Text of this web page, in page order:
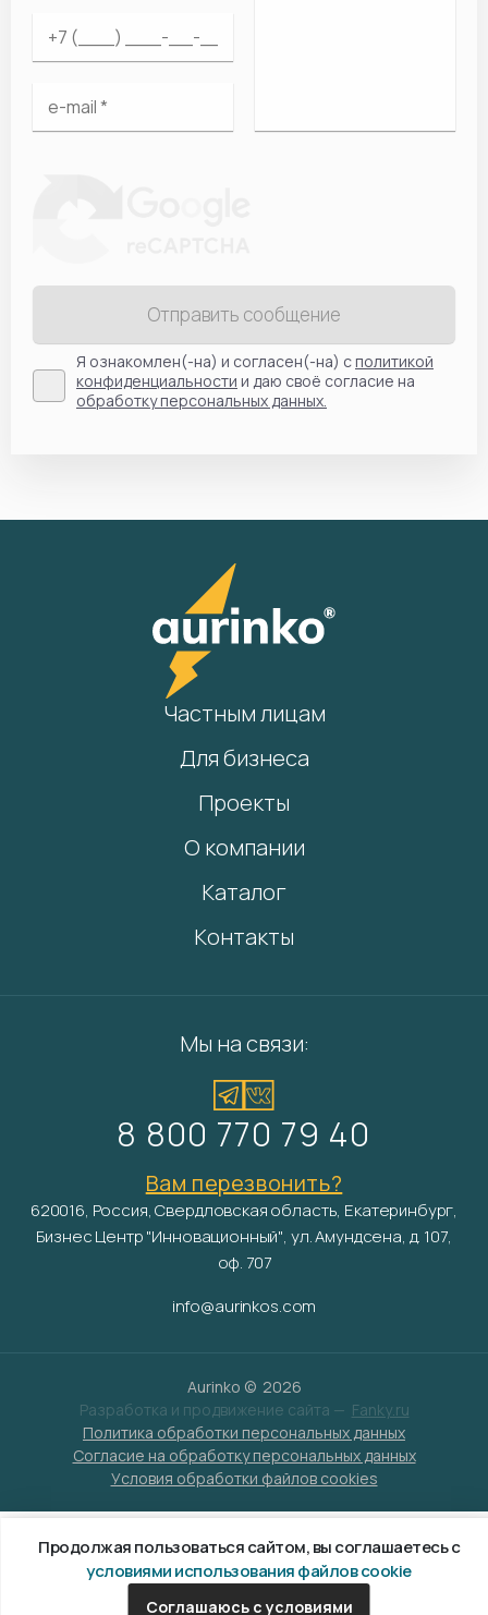
Отправить сообщение
Я ознакомлен(-на) и согласен(-на) сполитикой
конфиденциальности и даю своё согласие на
обработку персональных данных.
Частным лицам
Для бизнеса
Проекты
О компании
Каталог
Контакты
Мы на связи:
8 800 770 79 40
Вам перезвонить?
620016, Россия, Свердловская область, Екатеринбург,
Бизнес Центр "Инновационный", ул. Амундсена, д. 107,
оф. 707
info@aurinkos.com
Aurinko © 2026
Разработка и продвижение сайта — Fanky.ru
Политика обработки персональных данных
Согласие на обработку персональных данных
Условия обработки файлов cookies
Продолжая пользоваться сайтом, вы соглашаетесь с
условиями использования файлов cookie
Соглашаюсь с условиями